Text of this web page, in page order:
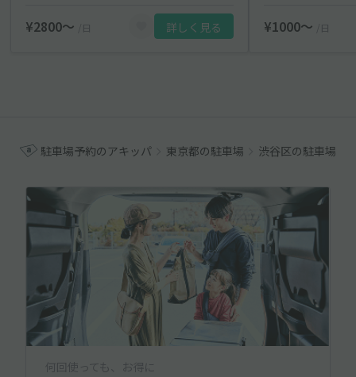
¥2800〜 /日 詳しく見る ¥1000〜 /日
駐車場予約のアキッパ 東京都の駐車場 渋谷区の駐車場
何回使っても、お得に